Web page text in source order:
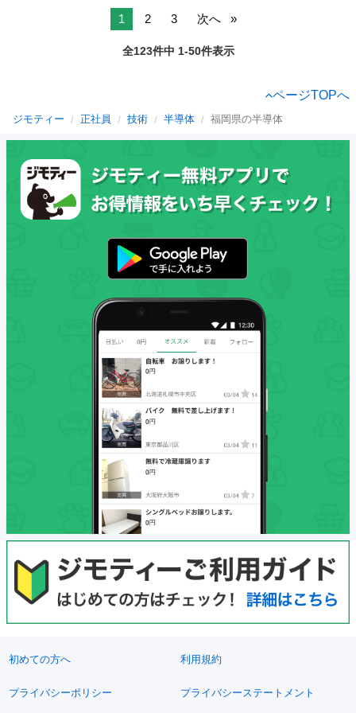
1 2 3 次へ
全123件中 1-50件表示
ページTOPへ
ジモティー 正社員 技術 半導体 福岡県の半導体
初めての方へ 利用規約
プライバシーポリシー プライバシーステートメント